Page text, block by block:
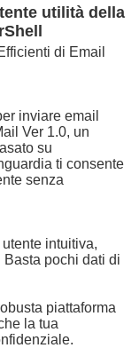
utilità della
di Email
inviare email
Ver 1.0, un
su
ti consente
senza
intuitiva,
pochi dati di
piattaforma
la tua